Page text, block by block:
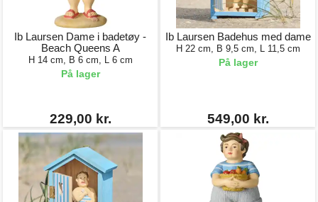
Ib Laursen Dame i badetøy -
Beach Queens A
H 14 cm, B 6 cm, L 6 cm
På lager
229,00 kr.
Ib Laursen Badehus med dame
H 22 cm, B 9,5 cm, L 11,5 cm
På lager
549,00 kr.